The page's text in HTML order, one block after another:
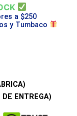
a $250
y Tumbaco
ENTREGA)